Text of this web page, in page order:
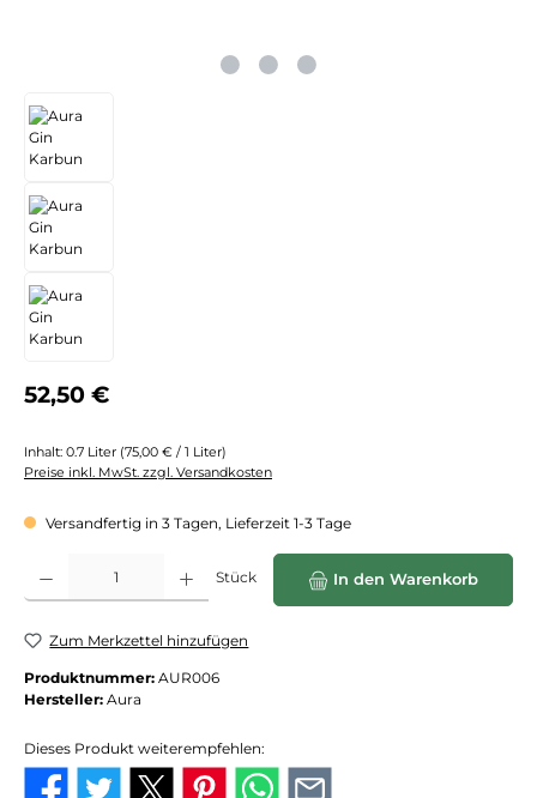
Regulärer Preis:
52,50 €
Inhalt: 0.7 Liter (75,00 € / 1 Liter)
Preise inkl. MwSt. zzgl. Versandkosten
Versandfertig in 3 Tagen, Lieferzeit 1-3 Tage
Produkt Anzahl: Gib den gewünschten Wert ein oder benutze die
Stück In den Warenkorb
Zum Merkzettel hinzufügen
Produktnummer: AUR006
Hersteller: Aura
Dieses Produkt weiterempfehlen: